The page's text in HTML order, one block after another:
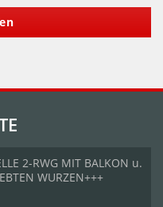
2-RWG MIT BALKON u.
WURZEN+++